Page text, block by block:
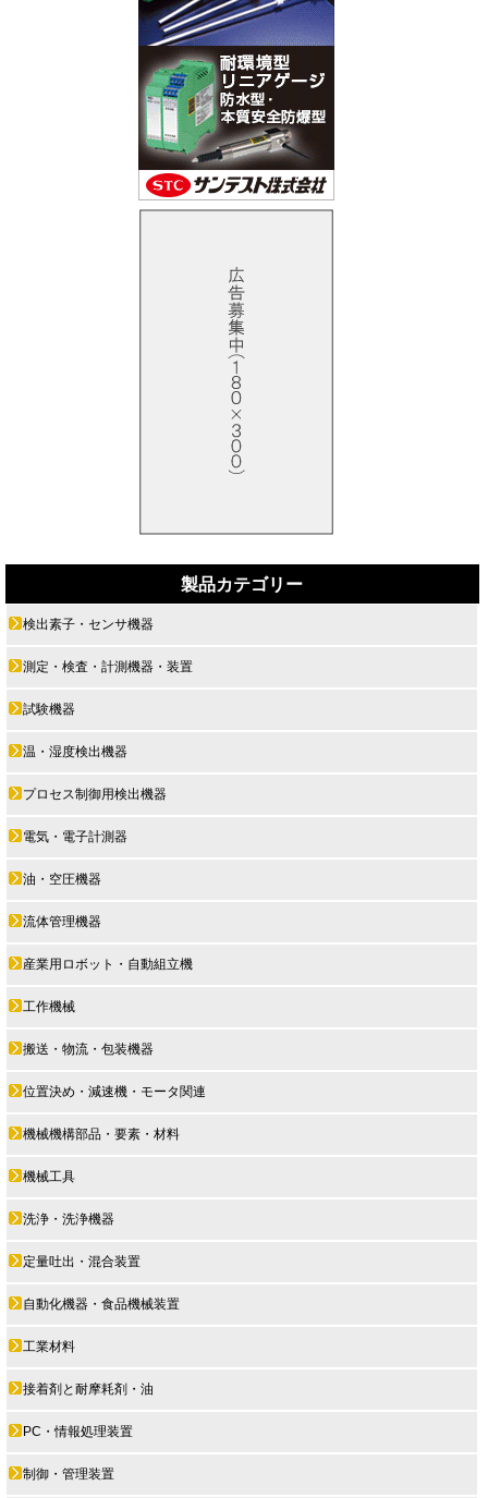
製品カテゴリー
検出素子・センサ機器
測定・検査・計測機器・装置
試験機器
温・湿度検出機器
プロセス制御用検出機器
電気・電子計測器
油・空圧機器
流体管理機器
産業用ロボット・自動組立機
工作機械
搬送・物流・包装機器
位置決め・減速機・モータ関連
機械機構部品・要素・材料
機械工具
洗浄・洗浄機器
定量吐出・混合装置
自動化機器・食品機械装置
工業材料
接着剤と耐摩耗剤・油
PC・情報処理装置
制御・管理装置